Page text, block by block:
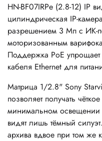
HN-BF07IRPe (2.8-12) IP
цилиндрическая IP-
разрешением 3 Мп с ИК-
моторизованным
Поддержка PoE
кабеля Ethernet для
Матрица 1/2.8" Sony
позволяет получать
минимальном
видят лишь тёмный
архива вдвое при том же